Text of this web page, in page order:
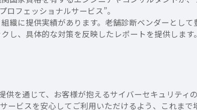
フェッショナルサービス”。
織に提供実績があります。老舗診断ベンダーとして
、具体的な対策を反映したレポートを提供します。
を通じて、お客様が抱えるサイバーセキュリティ
ービスを安心してご利用いただけるよう、これまで